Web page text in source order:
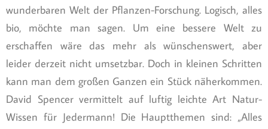
wunderbaren Welt der Pflanzen-Forschung. Logisch, alles
bio, möchte man sagen. Um eine bessere Welt zu
erschaffen wäre das mehr als wünschenswert, aber
leider derzeit nicht umsetzbar. Doch in kleinen Schritten
kann man dem großen Ganzen ein Stück näherkommen.
David Spencer vermittelt auf luftig leichte Art Natur-
Wissen für Jedermann! Die Hauptthemen sind: „Alles